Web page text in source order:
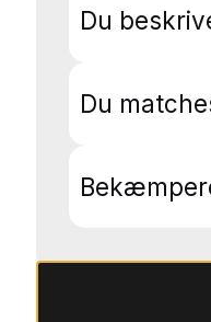
Du
Du